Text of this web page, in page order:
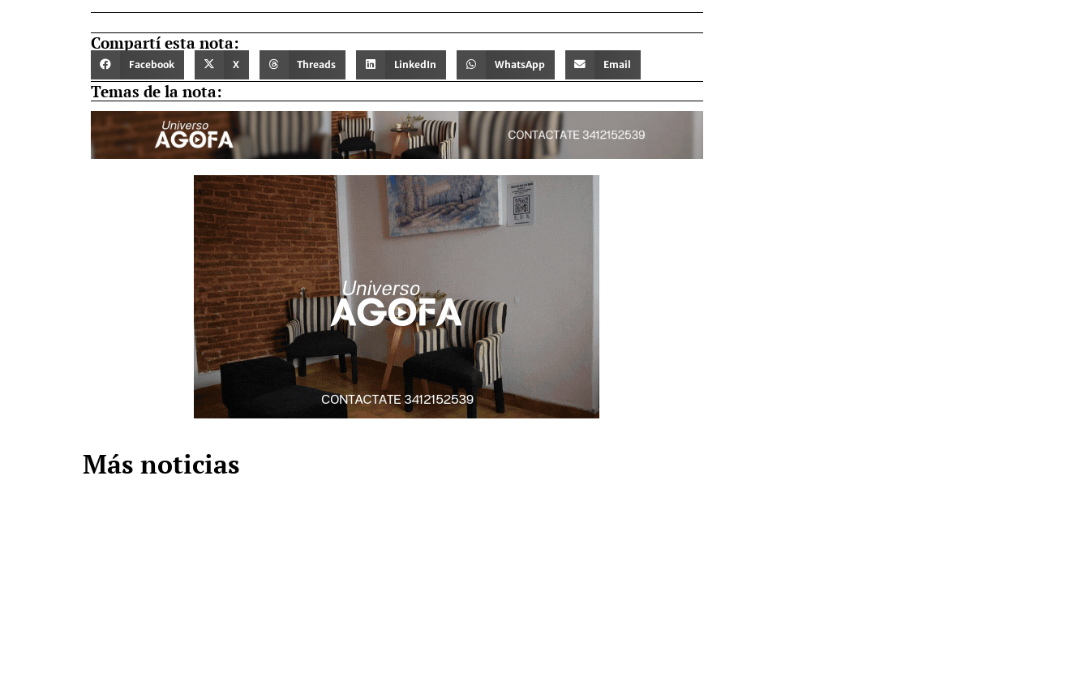
Compartí esta nota:
Facebook X Threads LinkedIn WhatsApp Email
Temas de la nota:
Más noticias